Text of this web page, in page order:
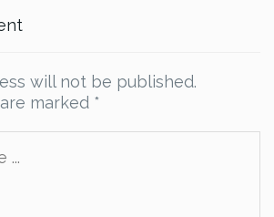
will not be published.
marked *